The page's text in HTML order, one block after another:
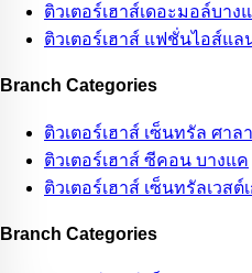
ติวเตอร์เฮาส์เดอะมอล์บาง
ติวเตอร์เฮาส์ แฟชั่นไอส์แล
Branch Categories
ติวเตอร์เฮาส์ เซ็นทรัล ศาล
ติวเตอร์เฮาส์ ซีคอน บางแค
ติวเตอร์เฮาส์ เซ็นทรัลเวสต์
Branch Categories